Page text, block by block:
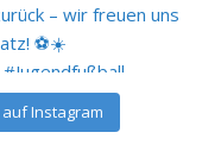
Instagram